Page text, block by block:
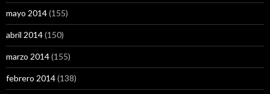
mayo 2014(155)
abril 2014(150)
marzo 2014(155)
febrero 2014(138)